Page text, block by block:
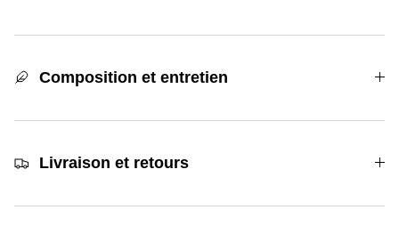
Composition et entretien
Livraison et retours